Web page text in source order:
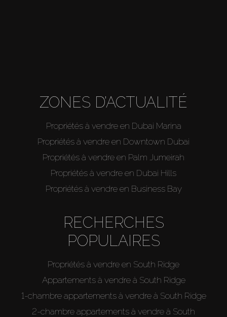
ZONES D’ACTUALITÉ
Propriétés à vendre en Dubai Marina
Propriétés à vendre en Downtown Dubai
Propriétés à vendre en Palm Jumeirah
Propriétés à vendre en Dubai Hills
Propriétés à vendre en Business Bay
RECHERCHES
POPULAIRES
Propriétés à vendre en South Ridge
Appartements à vendre à South Ridge
1-chambre appartements à vendre à South Ridge
2-chambre appartements à vendre à South